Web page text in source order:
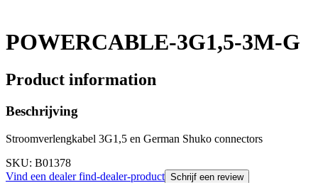
POWERCABLE-3G1,5-3M-G
Product information
Beschrijving
Stroomverlengkabel 3G1,5 en German Shuko connectors
SKU: B01378
Vind een dealerfind-dealer-product Schrijf een review